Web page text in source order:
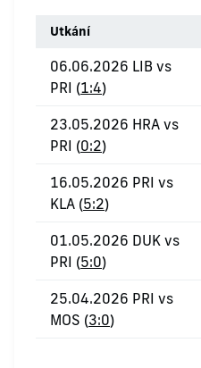
Utkání
06.06.2026 LIB vs
PRI (1:4)
23.05.2026 HRA vs
PRI (0:2)
16.05.2026 PRI vs
KLA (5:2)
01.05.2026 DUK vs
PRI (5:0)
25.04.2026 PRI vs
MOS (3:0)